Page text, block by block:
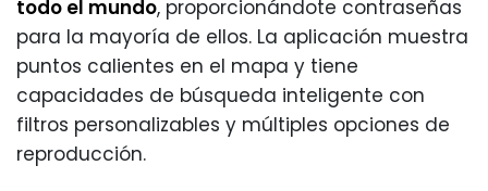
todo el mundo, proporcionándote contraseñas
para la mayoría de ellos. La aplicación muestra
puntos calientes en el mapa y tiene
capacidades de búsqueda inteligente con
filtros personalizables y múltiples opciones de
reproducción.